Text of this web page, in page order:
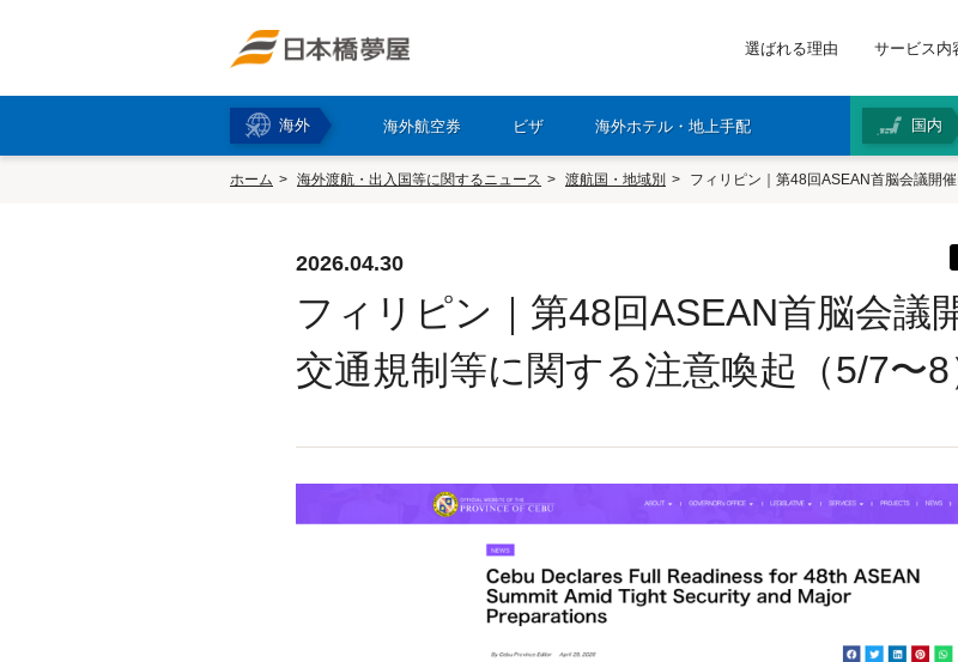
選ばれる理由 サービス内
海外 海外航空券 ビザ 海外ホテル・地上手配 国内
ホーム 海外渡航・出入国等に関するニュース 渡航国・地域別 フィリピン｜第48回ASEAN首脳会議開
2026.04.30
フィリピン｜第48回ASEAN首脳会議
交通規制等に関する注意喚起（5/7〜8